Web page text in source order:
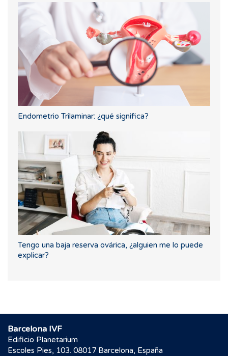
Endometrio Trilaminar: ¿qué significa?
Tengo una baja reserva ovárica, ¿alguien me lo puede
explicar?
Barcelona IVF
Edificio Planetarium
Escoles Pies, 103. 08017 Barcelona, España